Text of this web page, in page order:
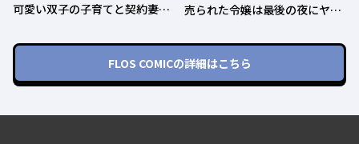
可愛い双子の子育てと契約妻は
売られた令嬢は最後の夜にヤリ
ていると、迎えに来たのは激重
王子様でした〜
FLOS COMICの詳細はこちら